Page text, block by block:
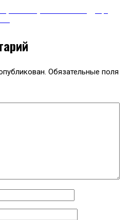
Обязательные поля